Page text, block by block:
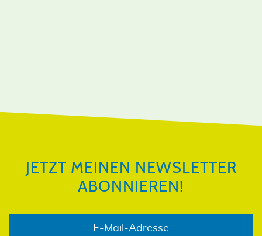
JETZT MEINEN NEWSLETTER
ABONNIEREN!